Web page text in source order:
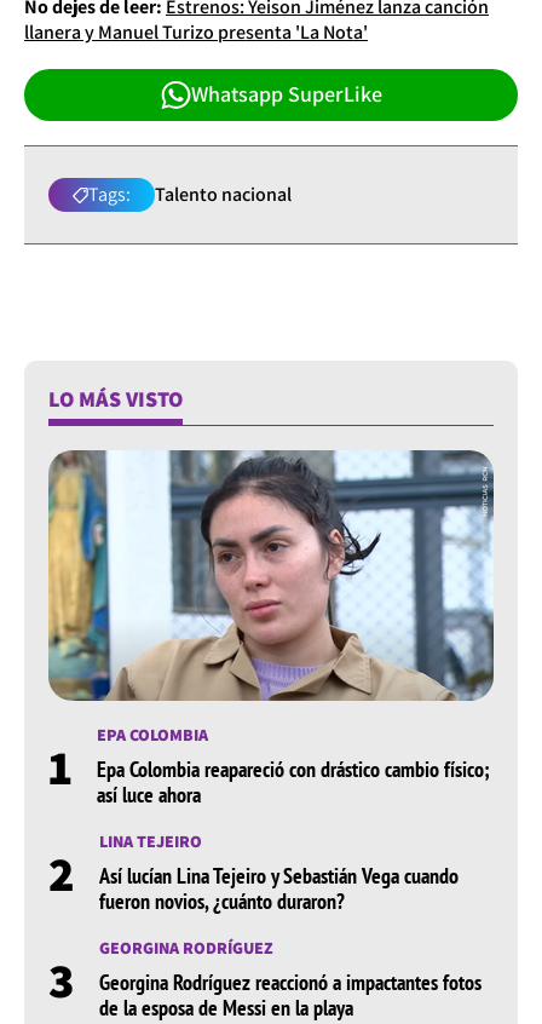
No dejes de leer: Estrenos: Yeison Jiménez lanza canción
llanera y Manuel Turizo presenta 'La Nota'
Whatsapp SuperLike
Tags: Talento nacional
LO MÁS VISTO
1 EPA COLOMBIA
Epa Colombia reapareció con drástico cambio físico;
así luce ahora
2 LINA TEJEIRO
Así lucían Lina Tejeiro y Sebastián Vega cuando
fueron novios, ¿cuánto duraron?
3 GEORGINA RODRÍGUEZ
Georgina Rodríguez reaccionó a impactantes fotos
de la esposa de Messi en la playa